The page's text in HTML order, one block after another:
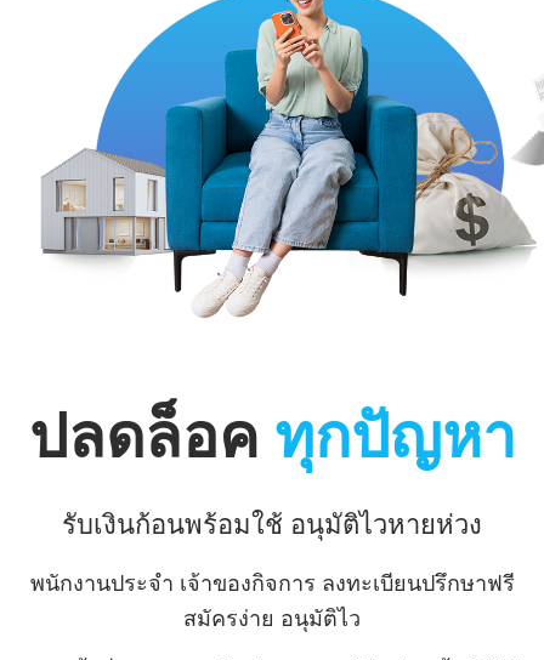
ปลดล็อค ทุกปัญหา
รับเงินก้อนพร้อมใช้ อนุมัติไวหายห่วง
พนักงานประจำ เจ้าของกิจการ ลงทะเบียนปรึกษาฟรี
สมัครง่าย อนุมัติไว